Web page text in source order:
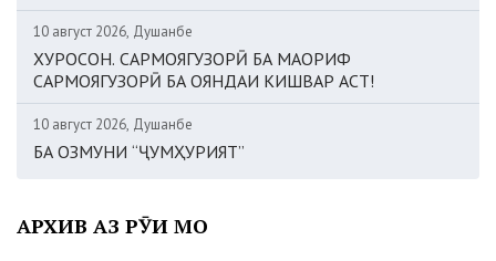
10 август 2026, Душанбе
ХУРОСОН. САРМОЯГУЗОРӢ БА МАОРИФ
САРМОЯГУЗОРӢ БА ОЯНДАИ КИШВАР АСТ!
10 август 2026, Душанбе
БА ОЗМУНИ “ҶУМҲУРИЯТ”
АРХИВ АЗ РӮИ МОҲ